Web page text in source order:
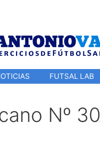
FUTSAL LAB
Nº 30